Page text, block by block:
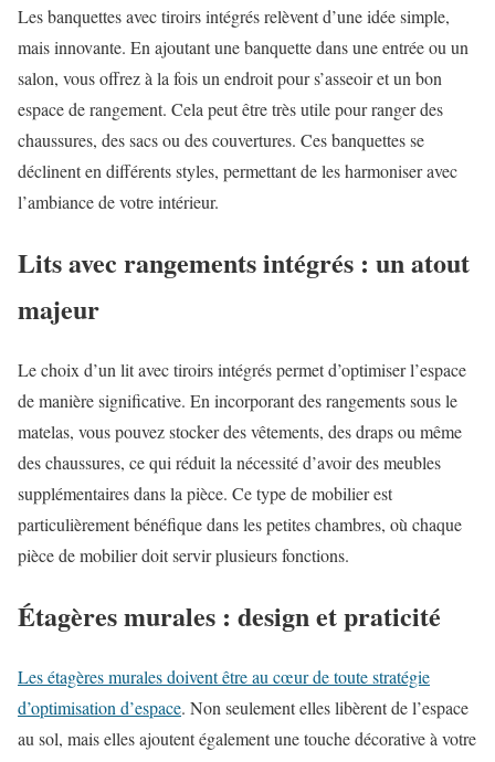
Les banquettes avec tiroirs intégrés relèvent d’une idée simple,
mais innovante. En ajoutant une banquette dans une entrée ou un
salon, vous offrez à la fois un endroit pour s’asseoir et un bon
espace de rangement. Cela peut être très utile pour ranger des
chaussures, des sacs ou des couvertures. Ces banquettes se
déclinent en différents styles, permettant de les harmoniser avec
l’ambiance de votre intérieur.
Lits avec rangements intégrés : un atout
majeur
Le choix d’un lit avec tiroirs intégrés permet d’optimiser l’espace
de manière significative. En incorporant des rangements sous le
matelas, vous pouvez stocker des vêtements, des draps ou même
des chaussures, ce qui réduit la nécessité d’avoir des meubles
supplémentaires dans la pièce. Ce type de mobilier est
particulièrement bénéfique dans les petites chambres, où chaque
pièce de mobilier doit servir plusieurs fonctions.
Étagères murales : design et praticité
Les étagères murales doivent être au cœur de toute stratégie
d’optimisation d’espace. Non seulement elles libèrent de l’espace
au sol, mais elles ajoutent également une touche décorative à votre